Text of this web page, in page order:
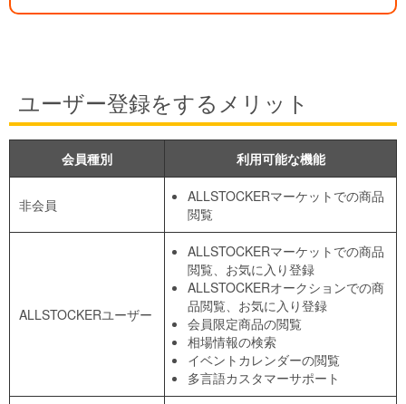
ユーザー登録をするメリット
会員種別 利用可能な機能
非会員
ALLSTOCKERマーケットでの商品
閲覧
ALLSTOCKERユーザー
ALLSTOCKERマーケットでの商品
閲覧、お気に入り登録
ALLSTOCKERオークションでの商
品閲覧、お気に入り登録
会員限定商品の閲覧
相場情報の検索
イベントカレンダーの閲覧
多言語カスタマーサポート